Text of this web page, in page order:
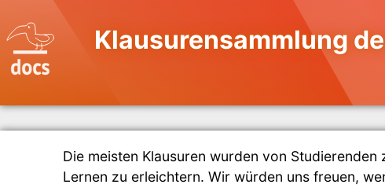
Klausurensammlung
Die meisten Klausuren wurden von
Lernen zu erleichtern. Wir würden uns freuen,